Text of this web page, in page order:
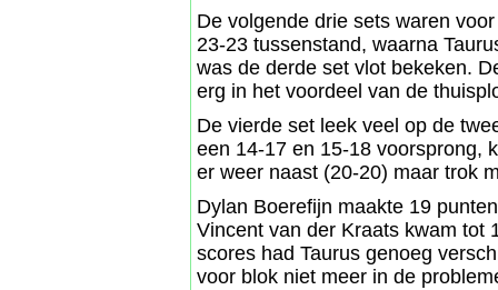
De volgende drie sets waren
23-23 tussenstand, waarna
was de derde set vlot bekeken.
erg in het voordeel van de
De vierde set leek veel op de
een 14-17 en 15-18 voorsprong,
er weer naast (20-20) maar trok
Dylan Boerefijn maakte 19
Vincent van der Kraats kwam tot
scores had Taurus genoeg
voor blok niet meer in de